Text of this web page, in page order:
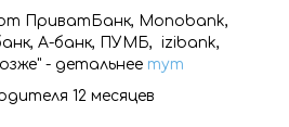
ПриватБанк, Monobank,
А-банк, ПУМБ, izibank,
- детальнее тут
12 месяцев